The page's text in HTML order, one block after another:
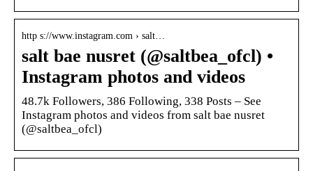
http s://www.instagram.com › salt…
salt bae nusret (@saltbea_ofcl) •
Instagram photos and videos
48.7k Followers, 386 Following, 338 Posts – See
Instagram photos and videos from salt bae nusret
(@saltbea_ofcl)